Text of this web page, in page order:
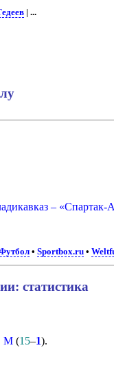
| ...
–
• Sportbox.ru•
статистика
М(15–1).